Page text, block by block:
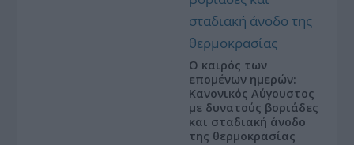
Ο καιρός των
επομένων ημερών:
Κανονικός Αύγουστος
με δυνατούς βοριάδες
και σταδιακή άνοδο
της θερμοκρασίας